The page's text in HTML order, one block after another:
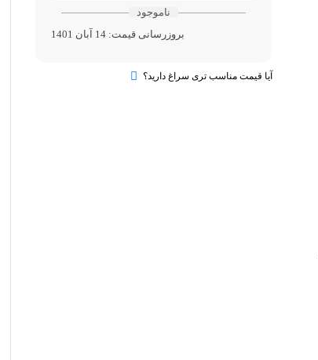
ناموجود
بروزرسانی قیمت: 14 آبان 1401
آیا قیمت مناسب تری سراغ دارید؟